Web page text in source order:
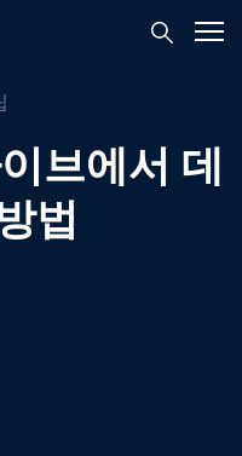
브에서 데
법